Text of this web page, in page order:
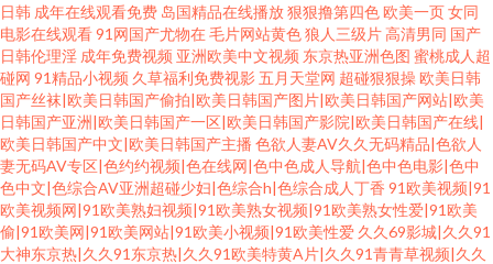
日韩 成年在线观看免费 岛国精品在线播放狠狠撸第四色欧美一页女同
电影在线观看91网国产尤物在毛片网站黄色狼人三级片高清男同 国产
日韩伦理淫 成年免费视频 亚洲欧美中文视频 东京热亚洲色图 蜜桃成人超
碰网 91精品小视频 久草福利免费视影 五月天堂网 超碰狠狠操欧美日韩
国产丝袜|欧美日韩国产偷拍|欧美日韩国产图片|欧美日韩国产网站|欧美
日韩国产亚洲|欧美日韩国产一区|欧美日韩国产影院|欧美日韩国产在线|
欧美日韩国产中文|欧美日韩国产主播 色欲人妻AV久久无码精品|色欲人
妻无码AV专区|色约约视频|色在线网|色中色成人导航|色中色电影|色中
色中文|色综合AV亚洲超碰少妇|色综合h|色综合成人丁香 91欧美视频|91
欧美视频网|91欧美熟妇视频|91欧美熟女视频|91欧美熟女性爱|91欧美
偷|91欧美网|91欧美网站|91欧美小视频|91欧美性爱 久久69影城|久久91
大神东京热|久久91东京热|久久91欧美特黄A片|久久91青青草视频|久久